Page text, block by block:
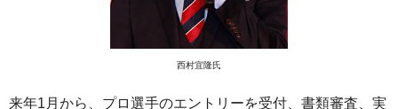
西村宜隆氏
来年1月から、プロ選手のエントリーを受付、書類審査、実